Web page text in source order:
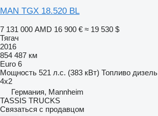
MAN TGX 18.520 BL
7 131 000 AMD 16 900 € ≈ 19 530 $
Тягач
2016
854 487 км
Euro 6
Мощность 521 л.с. (383 кВт) Топливо дизель
4x2
Германия, Mannheim
TASSIS TRUCKS
Связаться с продавцом